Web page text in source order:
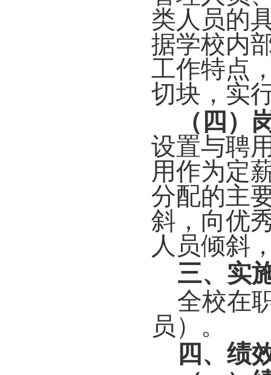
类人员的
据学校内
工作特点
切块，实
（四）
设置与聘
用作为定
分配的主
斜，向优
人员倾斜
三、实
全校在
员）。
四、绩